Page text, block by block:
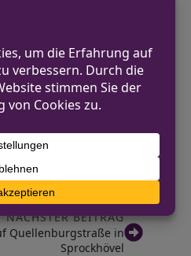
zu bleiben
dass unbekannte
Portemonnaie
in Bahnhof-
NÄCHSTER BEITRAG
Quellenburgstraße in
Sprockhövel